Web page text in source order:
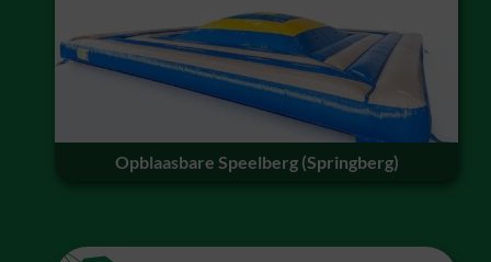
Opblaasbare Speelberg (Springberg)